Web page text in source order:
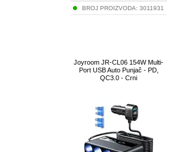
BROJ PROIZVODA:3011931
Joyroom JR-CL06 154W Multi-
Port USB Auto Punjač - PD,
QC3.0 - Crni